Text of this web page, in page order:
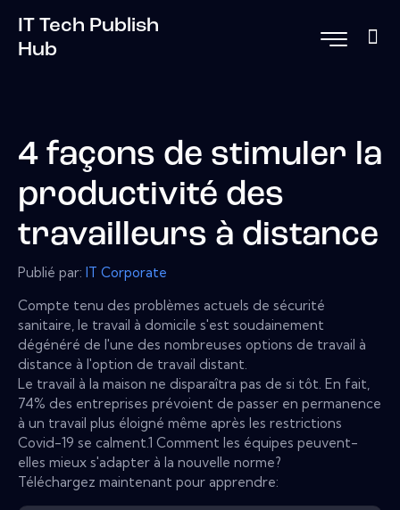
IT Tech Publish
Hub
4 façons de stimuler la
productivité des
travailleurs à distance
Publié par: IT Corporate
Compte tenu des problèmes actuels de sécurité
sanitaire, le travail à domicile s'est soudainement
dégénéré de l'une des nombreuses options de travail à
distance à l'option de travail distant.
Le travail à la maison ne disparaîtra pas de si tôt. En fait,
74% des entreprises prévoient de passer en permanence
à un travail plus éloigné même après les restrictions
Covid-19 se calment.1 Comment les équipes peuvent-
elles mieux s'adapter à la nouvelle norme?
Téléchargez maintenant pour apprendre: